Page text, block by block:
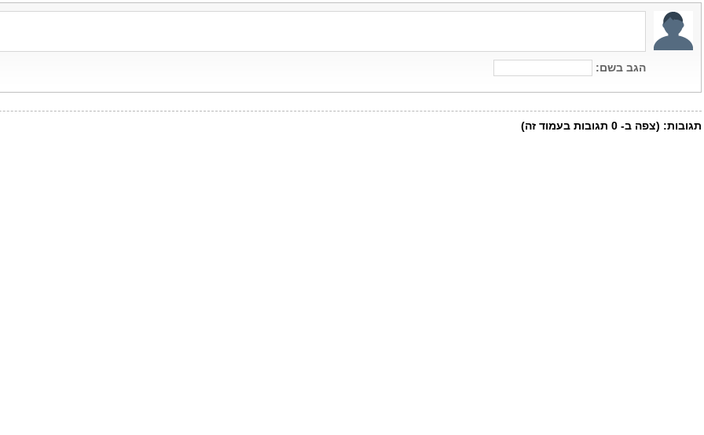
הגב בשם:
תגובות: (צפה ב- 0 תגובות בעמוד זה)